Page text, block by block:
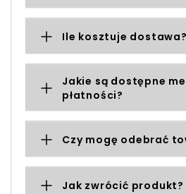
Ile kosztuje dostawa?
Jakie są dostępne
płatności?
Czy mogę odebrać
Jak zwrócić produkt?